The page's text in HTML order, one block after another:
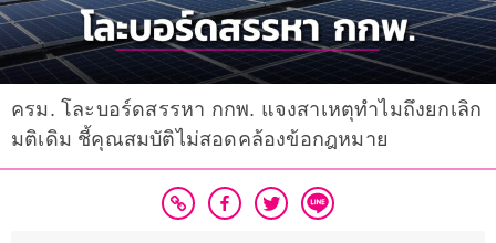
ครม. โละบอร์ดสรรหา กกพ. แจงสาเหตุทำไมถึงยกเลิก
มติเดิม ชี้คุณสมบัติไม่สอดคล้องข้อกฎหมาย